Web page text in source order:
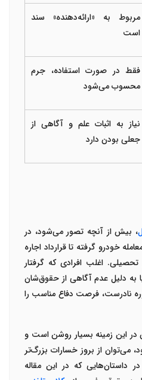
مربوط به «ارائه‌دهنده» سند
است
فقط در صورت استفاده، جرم
محسوب می‌شود
نیاز به اثبات علم و آگاهی از
جعلی بودن دارد
، بیش از آنچه تصور می‌شود، در
خودرو گرفته تا قرارداد اجاره
اغلب افرادی که گرفتار
به دلیل عدم آگاهی از حقوق‌شان
نادرست، فرصت دفاع مناسب را
این زمینه بسیار روشن است و
می‌توان از بروز خسارات بزرگ‌تر
داستان‌هایی که در این مقاله